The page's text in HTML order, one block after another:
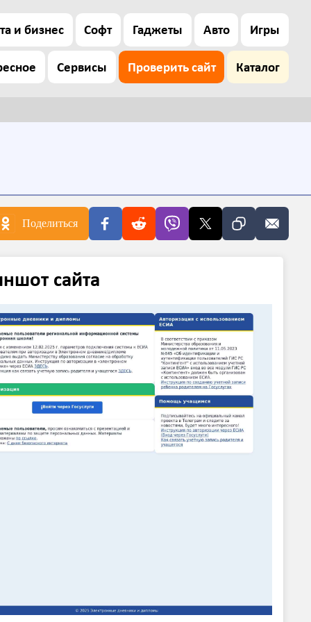
и бизнес Софт Гаджеты Авто Игры
Сервисы Проверить сайт Каталог
Поделиться
сайта